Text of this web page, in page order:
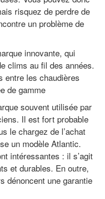
risquez de perdre de
un problème de
innovante, qui
clims au fil des années.
entre les chaudières
de gamme
souvent utilisée par
Il est fort probable
le chargez de l’achat
un modèle Atlantic.
intéressantes : il s’agit
et durables. En outre,
dénoncent une garantie